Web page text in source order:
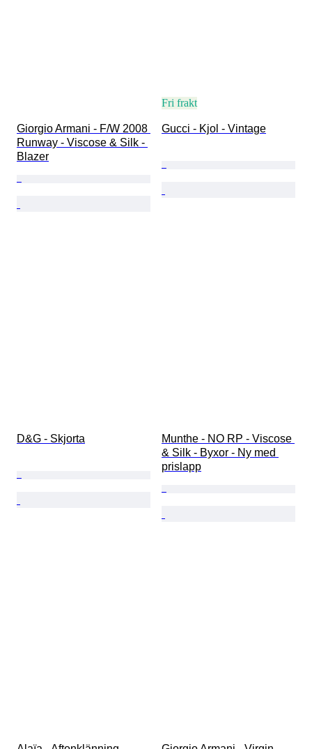
Giorgio Armani - F/W 2008
Runway - Viscose & Silk -
Blazer
Fri frakt
Gucci - Kjol - Vintage
D&G - Skjorta
Munthe - NO RP - Viscose
& Silk - Byxor - Ny med
prislapp